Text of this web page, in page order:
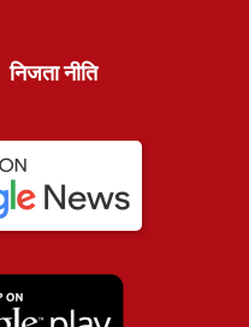
निजता नीति